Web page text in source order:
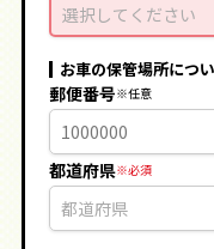
選択してください
お車の保管場所につ
郵便番号
都道府県